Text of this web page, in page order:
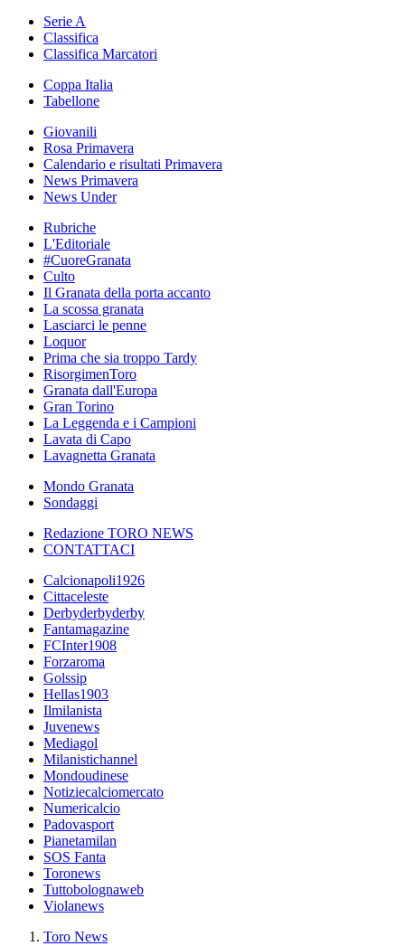
Serie A
Classifica
Classifica Marcatori
Coppa Italia
Tabellone
Giovanili
Rosa Primavera
Calendario e risultati Primavera
News Primavera
News Under
Rubriche
L'Editoriale
#CuoreGranata
Culto
Il Granata della porta accanto
La scossa granata
Lasciarci le penne
Loquor
Prima che sia troppo Tardy
RisorgimenToro
Granata dall'Europa
Gran Torino
La Leggenda e i Campioni
Lavata di Capo
Lavagnetta Granata
Mondo Granata
Sondaggi
Redazione TORO NEWS
CONTATTACI
Calcionapoli1926
Cittaceleste
Derbyderbyderby
Fantamagazine
FCInter1908
Forzaroma
Golssip
Hellas1903
Ilmilanista
Juvenews
Mediagol
Milanistichannel
Mondoudinese
Notiziecalciomercato
Numericalcio
Padovasport
Pianetamilan
SOS Fanta
Toronews
Tuttobolognaweb
Violanews
Toro News